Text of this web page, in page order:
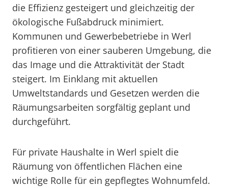
die Effizienz gesteigert und gleichzeitig der
ökologische Fußabdruck minimiert.
Kommunen und Gewerbebetriebe in Werl
profitieren von einer sauberen Umgebung, die
das Image und die Attraktivität der Stadt
steigert. Im Einklang mit aktuellen
Umweltstandards und Gesetzen werden die
Räumungsarbeiten sorgfältig geplant und
durchgeführt.
Für private Haushalte in Werl spielt die
Räumung von öffentlichen Flächen eine
wichtige Rolle für ein gepflegtes Wohnumfeld.